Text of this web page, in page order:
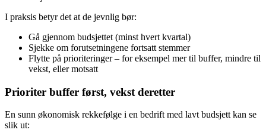
I praksis betyr det at de jevnlig bør:
Gå gjennom budsjettet (minst hvert kvartal)
Sjekke om forutsetningene fortsatt stemmer
Flytte på prioriteringer – for eksempel mer til buffer, mindre til
vekst, eller motsatt
Prioriter buffer først, vekst deretter
En sunn økonomisk rekkefølge i en bedrift med lavt budsjett kan se
slik ut: